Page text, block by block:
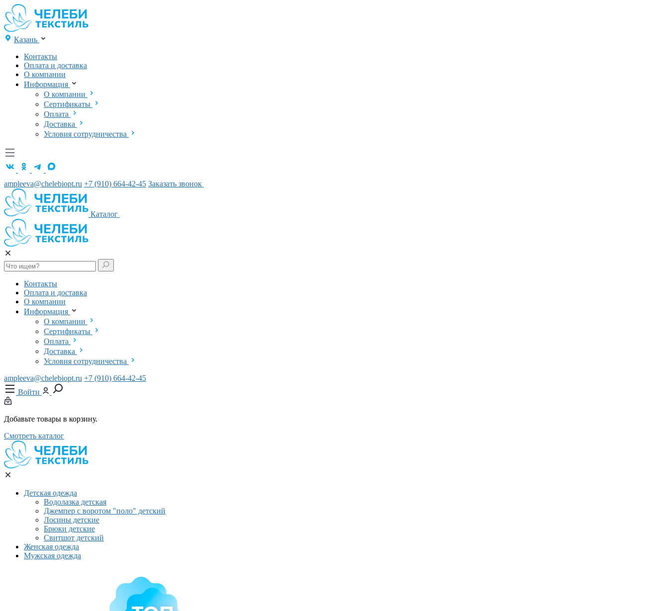
Казань
Контакты
Оплата и доставка
О компании
Информация
О компании
Сертификаты
Оплата
Доставка
Условия сотрудничества
ampleeva@chelebiopt.ru +7 (910) 664-42-45 Заказать звонок
Каталог
Контакты
Оплата и доставка
О компании
Информация
О компании
Сертификаты
Оплата
Доставка
Условия сотрудничества
ampleeva@chelebiopt.ru +7 (910) 664-42-45
Войти
Добавьте товары в корзину.
Смотреть каталог
Детская одежда
Водолазка детская
Джемпер с воротом "поло" детский
Лосины детские
Брюки детские
Свитшот детский
Женская одежда
Мужская одежда